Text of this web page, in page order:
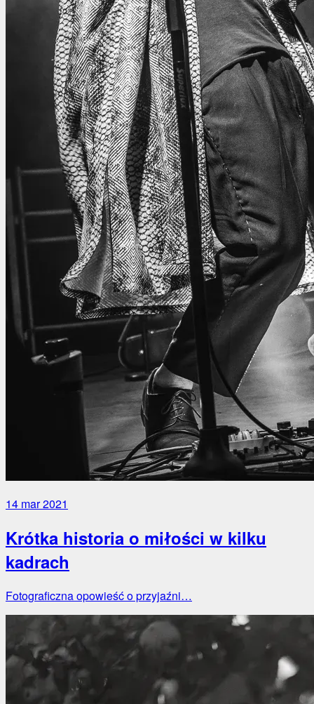
14 mar 2021
Krótka historia o miłości w kilku
kadrach
Fotograficzna opowieść o przyjaźni…